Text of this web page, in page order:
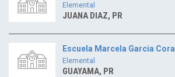
Elemental
JUANA DIAZ, PR
Escuela Marcela Garcia Cora
Elemental
GUAYAMA, PR